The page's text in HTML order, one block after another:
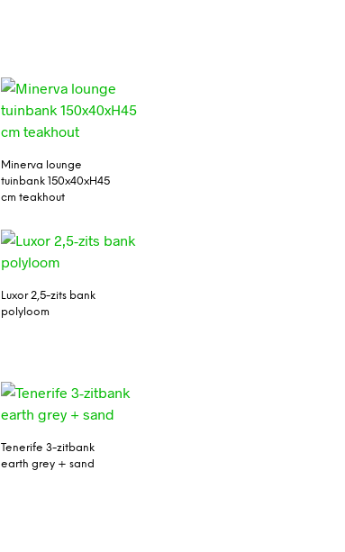
Minerva lounge
tuinbank 150x40xH45
cm teakhout
Luxor 2,5-zits bank
polyloom
Tenerife 3-zitbank
earth grey + sand